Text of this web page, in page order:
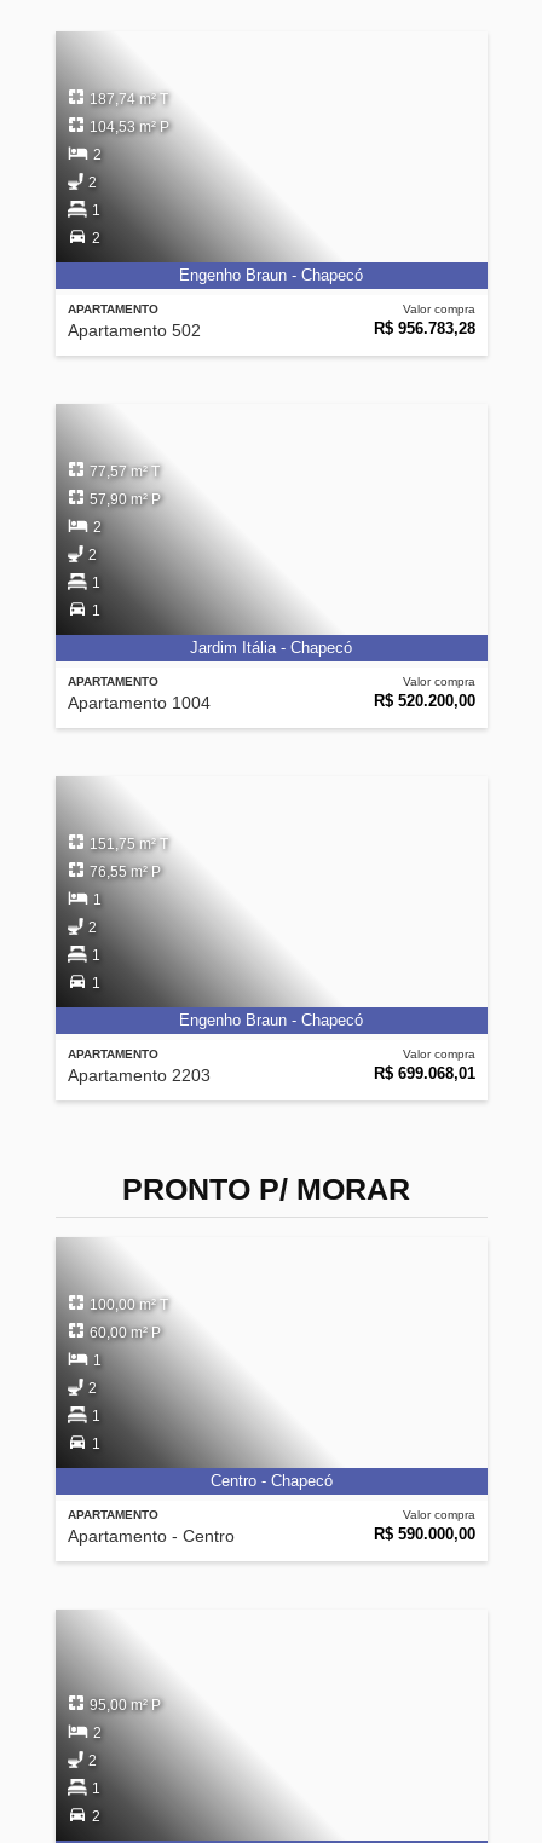
APARTAMENTO
Apartamento 502
Valor compra
R$ 956.783,28
187,74 m² T
104,53 m² P
2
2
1
2
Engenho Braun - Chapecó
APARTAMENTO
Apartamento 1004
Valor compra
R$ 520.200,00
77,57 m² T
57,90 m² P
2
2
1
1
Jardim Itália - Chapecó
APARTAMENTO
Apartamento 2203
Valor compra
R$ 699.068,01
151,75 m² T
76,55 m² P
1
2
1
1
Engenho Braun - Chapecó
PRONTO P/ MORAR
APARTAMENTO
Apartamento - Centro
Valor compra
R$ 590.000,00
100,00 m² T
60,00 m² P
1
2
1
1
Centro - Chapecó
95,00 m² P
2
2
1
2